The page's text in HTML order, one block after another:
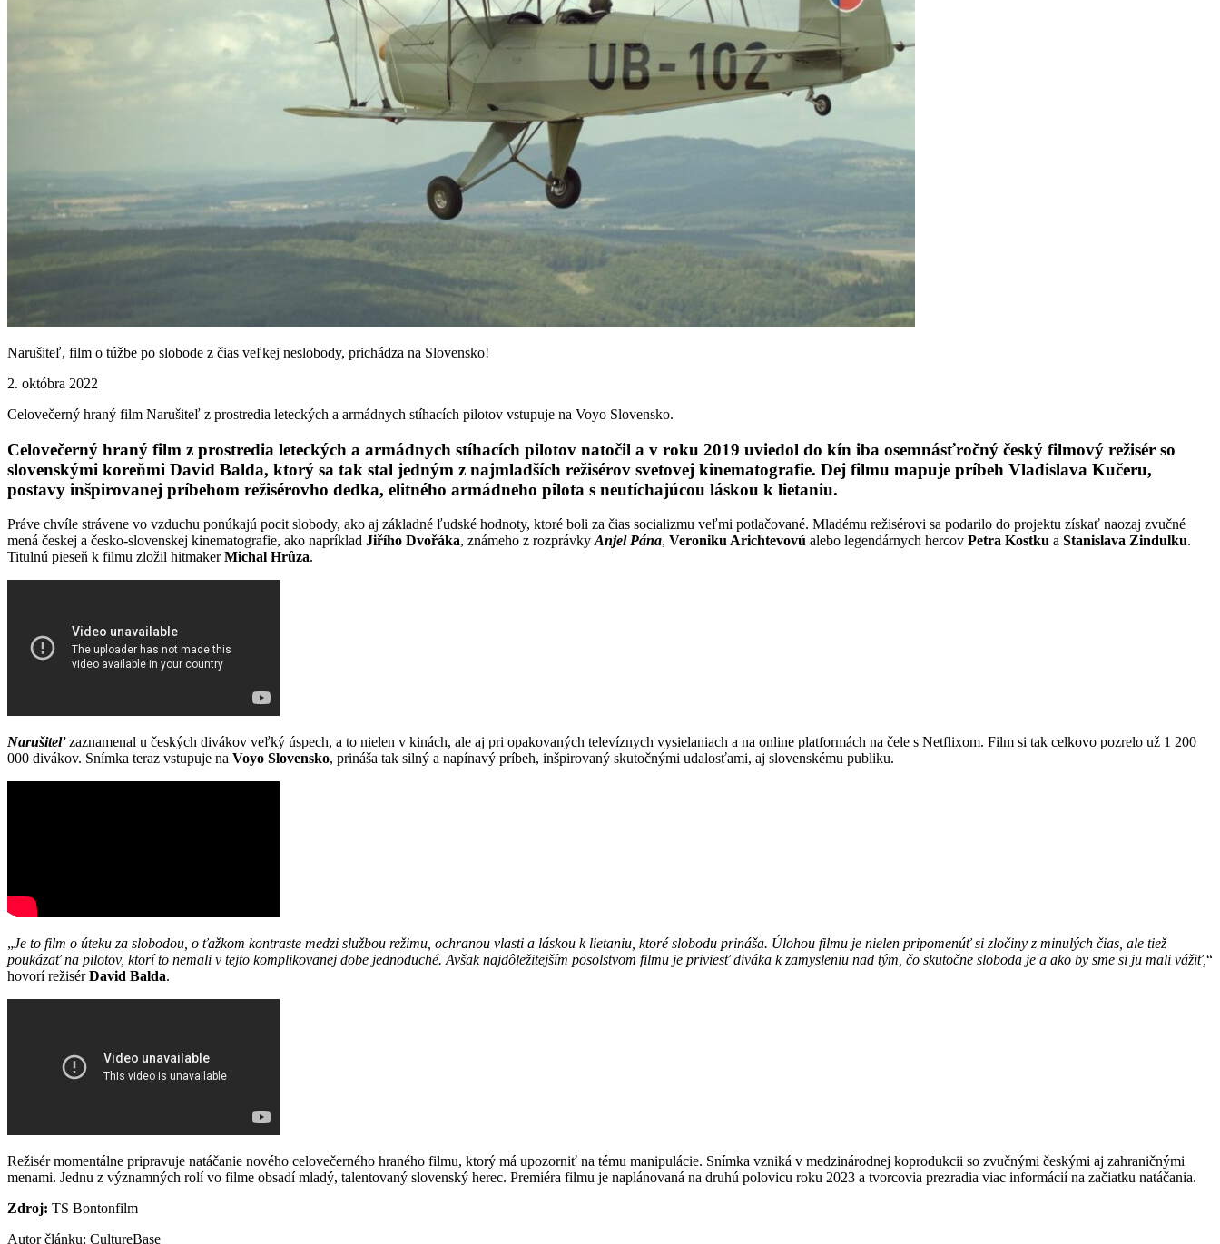
Narušiteľ, film o túžbe po slobode z čias veľkej neslobody, prichádza na Slovensko!
2. októbra 2022
Celovečerný hraný film Narušiteľ z prostredia leteckých a armádnych stíhacích pilotov vstupuje na Voyo Slovensko.
Celovečerný hraný film z prostredia leteckých a armádnych stíhacích pilotov natočil a v roku 2019 uviedol do kín iba osemnásťročný český filmový režisér so
slovenskými koreňmi David Balda, ktorý sa tak stal jedným z najmladších režisérov svetovej kinematografie. Dej filmu mapuje príbeh Vladislava Kučeru,
postavy inšpirovanej príbehom režisérovho dedka, elitného armádneho pilota s neutíchajúcou láskou k lietaniu.
Práve chvíle strávene vo vzduchu ponúkajú pocit slobody, ako aj základné ľudské hodnoty, ktoré boli za čias socializmu veľmi potlačované. Mladému režisérovi sa podarilo do projektu získať naozaj zvučné
mená českej a česko-slovenskej kinematografie, ako napríklad Jiřího Dvořáka, známeho z rozprávkyAnjel Pána, Veroniku Arichtevovú alebo legendárnych hercov Petra Kostku a Stanislava Zindulku.
Titulnú pieseň k filmu zložil hitmakerMichal Hrůza.
Narušiteľzaznamenal u českých divákov veľký úspech, a to nielen v kinách, ale aj pri opakovaných televíznych vysielaniach a na online platformách na čele s Netflixom. Film si tak celkovo pozrelo už 1 200
000 divákov. Snímka teraz vstupuje na Voyo Slovensko, prináša tak silný a napínavý príbeh, inšpirovaný skutočnými udalosťami, aj slovenskému publiku.
„Je to film o úteku za slobodou, o ťažkom kontraste medzi službou režimu, ochranou vlasti a láskou k lietaniu, ktoré slobodu prináša. Úlohou filmu je nielen pripomenúť si zločiny z minulých čias, ale tiež
poukázať na pilotov, ktorí to nemali v tejto komplikovanej dobe jednoduché. Avšak najdôležitejším posolstvom filmu je priviesť diváka k zamysleniu nad tým, čo skutočne sloboda je a ako by sme si ju mali vážiť,“
hovorí režisérDavid Balda.
Režisér momentálne pripravuje natáčanie nového celovečerného hraného filmu, ktorý má upozorniť na tému manipulácie. Snímka vzniká v medzinárodnej koprodukcii so zvučnými českými aj zahraničnými
menami. Jednu z významných rolí vo filme obsadí mladý, talentovaný slovenský herec. Premiéra filmu je naplánovaná na druhú polovicu roku 2023 a tvorcovia prezradia viac informácií na začiatku natáčania.
Zdroj: TS Bontonfilm
Autor článku: CultureBase